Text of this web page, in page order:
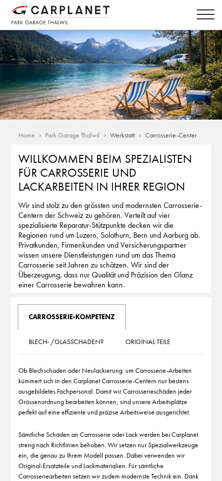
Home Park Garage Thalwil Werkstatt Carrosserie-Center
WILLKOMMEN BEIM SPEZIALISTEN
FÜR CARROSSERIE UND
LACKARBEITEN IN IHRER REGION
Wir sind stolz zu den grössten und modernsten Carrosserie-
Centern der Schweiz zu gehören. Verteilt auf vier
spezialisierte Reparatur-Stützpunkte decken wir die
Regionen rund um Luzern, Solothurn, Bern und Aarburg ab.
Privatkunden, Firmenkunden und Versicherungspartner
wissen unsere Dienstleistungen rund um das Thema
Carrosserie seit Jahren zu schätzen. Wir sind der
Überzeugung, dass nur Qualität und Präzision den Glanz
einer Carrosserie bewahren kann.
CARROSSERIE-KOMPETENZ
BLECH- /GLASSCHADEN? ORIGINAL TEILE
Ob Blechschaden oder Neulackierung: um Carrosserie-Arbeiten
kümmert sich in den Carplanet Carrosserie-Centern nur bestens
ausgebildetes Fachpersonal. Damit wir Carrosserieschäden jeder
Grössenordnung bearbeiten können, sind unsere Arbeitsplätze
perfekt auf eine effiziente und präzise Arbeitsweise ausgerichtet.
Sämtliche Schäden an Carrosserie oder Lack werden bei Carplanet
streng nach Richtlinien behoben. Wir setzen nur Spezialwerkzeuge
ein, die genau zu Ihrem Modell passen. Dabei verwenden wir
Original-Ersatzteile und Lackmaterialien. Für sämtliche
Carrosseriearbeiten setzen wir zudem modernste Technik ein. Dank